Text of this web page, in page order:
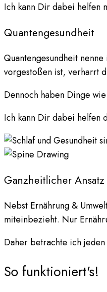
Ich kann Dir dabei helfen
Quantengesundheit
Quantengesundheit
vorgestoßen ist, verharrt
Dennoch haben Dinge
Ich kann Dir dabei helfen
Ganzheitlicher Ansatz
Nebst Ernährung &
miteinbezieht. Nur
Daher betrachte ich
So funktioniert's!